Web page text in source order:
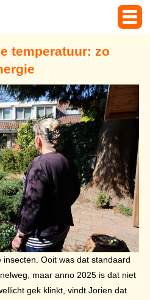
temperatuur: zo
insecten. Ooit was dat standaard
maar anno 2025 is dat niet
gek klinkt, vindt Jorien dat